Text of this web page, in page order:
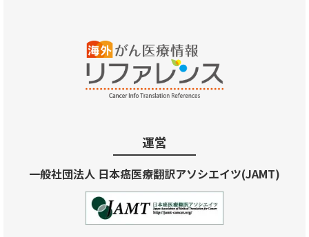
運営
一般社団法人 日本癌医療翻訳アソシエイツ(JAMT)